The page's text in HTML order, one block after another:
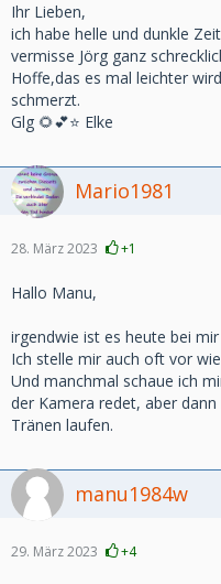
Ihr Lieben,
ich habe helle und dunkle
vermisse Jörg ganz
Hoffe,das es mal leichter
schmerzt.
Glg 🌻💕⭐️ Elke
Mario1981
28. März 2023 +1
Hallo Manu,
irgendwie ist es heute bei
Ich stelle mir auch oft vor
Und manchmal schaue ich
der Kamera redet, aber
Tränen laufen.
manu1984w
29. März 2023 +4